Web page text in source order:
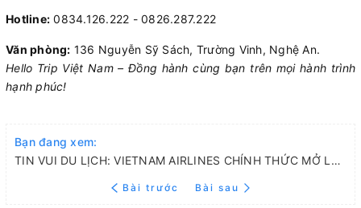
Hotline: 0834.126.222 - 0826.287.222
Văn phòng: 136 Nguyễn Sỹ Sách, Trường Vinh, Nghệ An.
Hello Trip Việt Nam – Đồng hành cùng bạn trên mọi hành trình
hạnh phúc!
Bạn đang xem:
TIN VUI DU LỊCH: VIETNAM AIRLINES CHÍNH THỨC MỞ LẠI ĐƯỜNG BAY VINH – CAM RANH TỪ 01/07/2026
Bài trước Bài sau